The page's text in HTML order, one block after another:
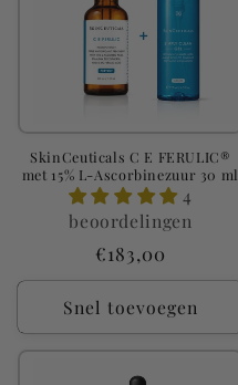
SkinCeuticals C E FERULIC®
met 15% L-Ascorbinezuur 30 ml
4
beoordelingen
Normale
prijs
€183,00
Snel toevoegen